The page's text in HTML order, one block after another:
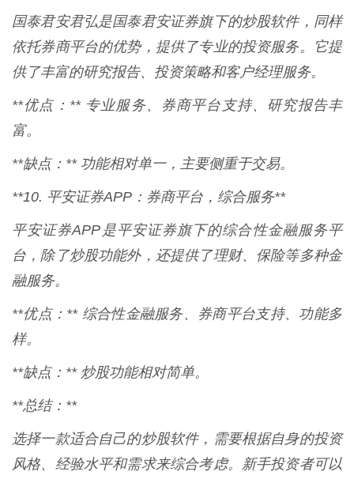
国泰君安君弘是国泰君安证券旗下的炒股软件，同样
依托券商平台的优势，提供了专业的投资服务。它提
供了丰富的研究报告、投资策略和客户经理服务。
**优点：** 专业服务、券商平台支持、研究报告丰
富。
**缺点：** 功能相对单一，主要侧重于交易。
**10. 平安证券APP：券商平台，综合服务**
平安证券APP是平安证券旗下的综合性金融服务平
台，除了炒股功能外，还提供了理财、保险等多种金
融服务。
**优点：** 综合性金融服务、券商平台支持、功能多
样。
**缺点：** 炒股功能相对简单。
**总结：**
选择一款适合自己的炒股软件，需要根据自身的投资
风格、经验水平和需求来综合考虑。新手投资者可以